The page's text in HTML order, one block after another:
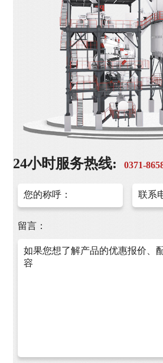
24小时服务热线:0371-
留言：